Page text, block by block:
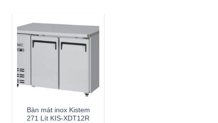
Bàn mát inox Kistem
271 Lít KIS-XDT12R